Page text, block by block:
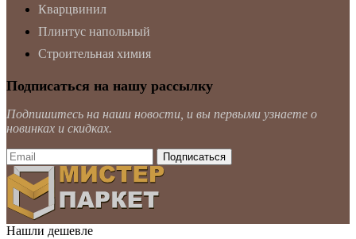
Кварцвинил
Плинтус напольный
Строительная химия
Подписаться на нашу рассылку
Подпишитесь на наши новости, и вы первыми узнаете о
новинках и скидках.
Нашли дешевле